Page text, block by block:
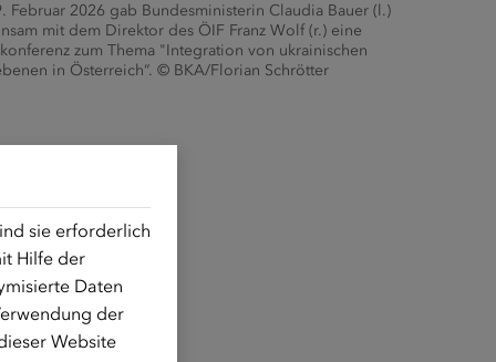
Februar 2026 gab Bundesministerin Claudia Bauer (l.)
mit dem Direktor des ÖIF Franz Wolf (r.) eine
zum Thema "Integration von ukrainischen
in Österreich“. © BKA/Florian Schrötter
sie erforderlich
Hilfe der
Daten
der
Website